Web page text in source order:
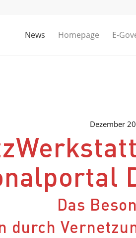
News Homepage E-
Dezember
Das
durch